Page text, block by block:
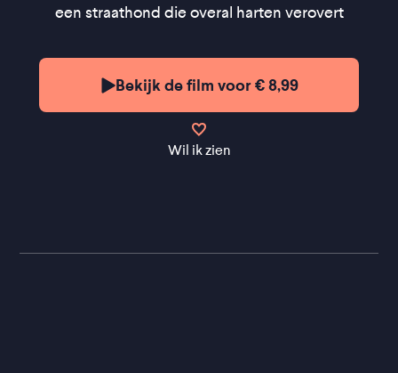
een straathond die overal harten verovert
Bekijk de film voor € 8,99
Wil ik zien